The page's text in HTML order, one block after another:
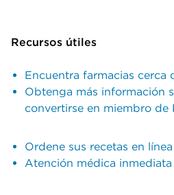
Recursos útiles
Encuentra farmacias cerca
Obtenga más información
convertirse en miembro de
Ordene sus recetas en línea
Atención médica inmediata